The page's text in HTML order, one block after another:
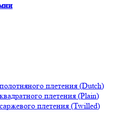
плетения (Dutch)
плетения (Plain)
плетения (Twilled)